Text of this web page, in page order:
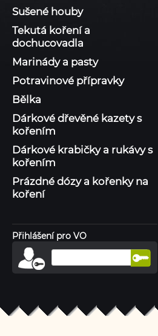
Sušené houby
Tekutá koření a
dochucovadla
Marinády a pasty
Potravinové přípravky
Bělka
Dárkové dřevěné kazety s
kořením
Dárkové krabičky a rukávy s
kořením
Prázdné dózy a kořenky na
koření
Přihlášení pro VO